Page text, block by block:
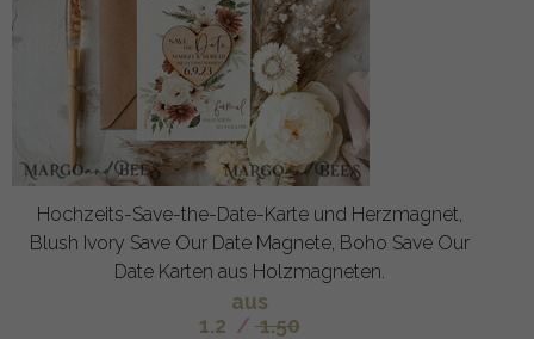
Hochzeits-Save-the-Date-Karte und Herzmagnet,
Blush Ivory Save Our Date Magnete, Boho Save Our
Date Karten aus Holzmagneten.
aus
1.2 / 1.50